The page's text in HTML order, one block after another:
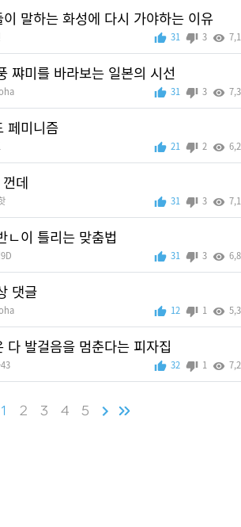
말하는 화성에 다시 가야하는 이유
31 3
쨔미를 바라보는 일본의 시선
31 3
페미니즘
21 2
데
31 3
ㄴ이 틀리는 맞춤법
31 3
댓글
12 1
다 발걸음을 멈춘다는 피자집
32 1
1 2 3 4 5